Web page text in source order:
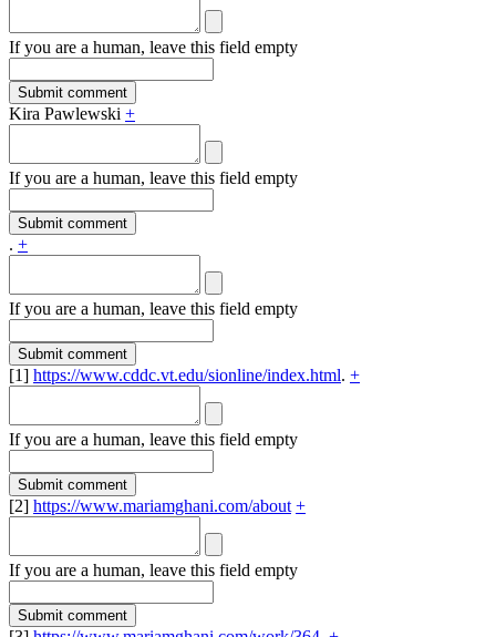
If you are a human, leave this field empty
Kira Pawlewski +
If you are a human, leave this field empty
. +
If you are a human, leave this field empty
[1] https://www.cddc.vt.edu/sionline/index.html. +
If you are a human, leave this field empty
[2] https://www.mariamghani.com/about +
If you are a human, leave this field empty